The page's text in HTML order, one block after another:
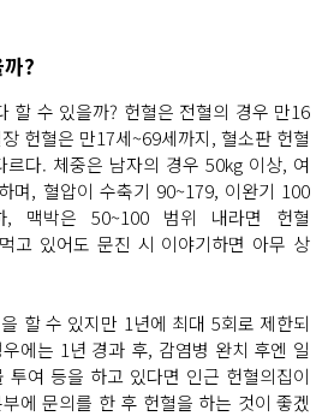
?
할 수 있을까? 헌혈은 전혈의 경우 만16
헌혈은 만17세~69세까지, 혈소판 헌혈
르다. 체중은 남자의 경우 50kg 이상, 여
며, 혈압이 수축기 90~179, 이완기 100
, 맥박은 50~100 범위 내라면 헌혈
고 있어도 문진 시 이야기하면 아무 상
할 수 있지만 1년에 최대 5회로 제한되
에는 1년 경과 후, 감염병 완치 후엔 일
투여 등을 하고 있다면 인근 헌혈의집이
에 문의를 한 후 헌혈을 하는 것이 좋겠